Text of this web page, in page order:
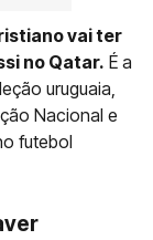
vai ter
no Qatar. É a
uruguaia,
Nacional e
futebol